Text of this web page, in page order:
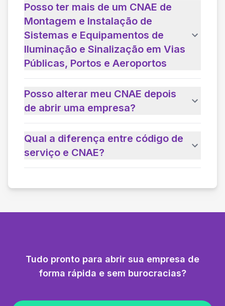
Posso ter mais de um CNAE de
Montagem e Instalação de
Sistemas e Equipamentos de
Iluminação e Sinalização em Vias
Públicas, Portos e Aeroportos
Posso alterar meu CNAE depois
de abrir uma empresa?
Qual a diferença entre código de
serviço e CNAE?
Tudo pronto para abrir sua empresa de
forma rápida e sem burocracias?